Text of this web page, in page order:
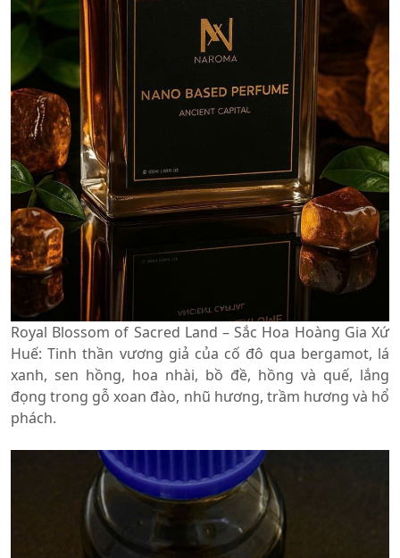
Royal Blossom of Sacred Land – Sắc Hoa Hoàng Gia Xứ
Huế: Tinh thần vương giả của cố đô qua bergamot, lá
xanh, sen hồng, hoa nhài, bồ đề, hồng và quế, lắng
đọng trong gỗ xoan đào, nhũ hương, trầm hương và hổ
phách.